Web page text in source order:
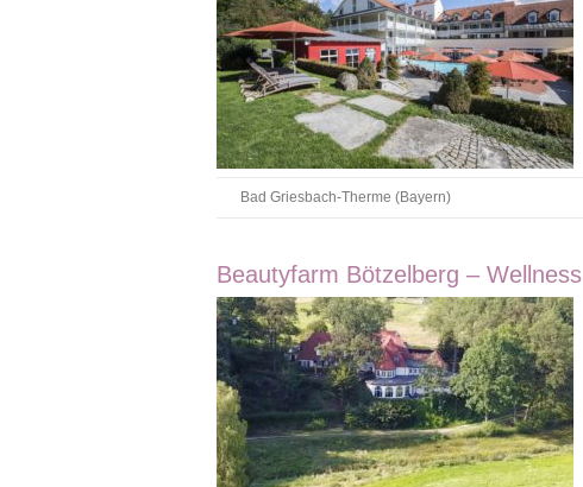
Bad Griesbach-Therme (Bayern)
Beautyfarm Bötzelberg –